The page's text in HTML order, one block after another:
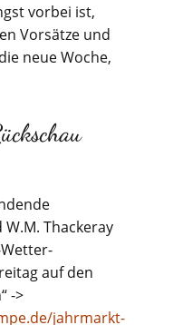
vorbei ist,
Vorsätze und
neue Woche,
Thackeray
auf den
->
jahrmarkt-